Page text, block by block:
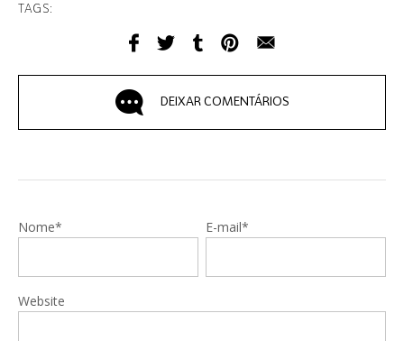
TAGS:
DEIXAR COMENTÁRIOS
Nome* E-mail*
Website